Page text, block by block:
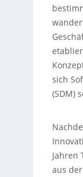
sich
(SDM)
Jahren
aus